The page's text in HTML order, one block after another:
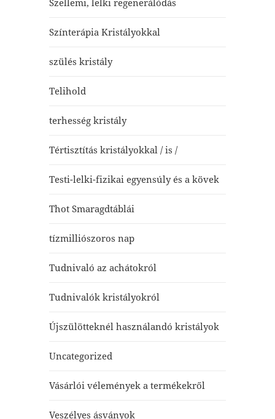
Szellemi, lelki regenerálódás
Színterápia Kristályokkal
szülés kristály
Telihold
terhesség kristály
Tértisztítás kristályokkal / is /
Testi-lelki-fizikai egyensúly és a kövek
Thot Smaragdtáblái
tízmilliószoros nap
Tudnivaló az achátokról
Tudnivalók kristályokról
Újszülötteknél használandó kristályok
Uncategorized
Vásárlói vélemények a termékekről
Veszélyes ásványok